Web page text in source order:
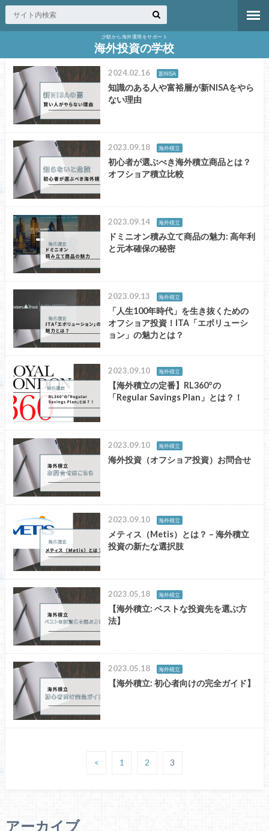
少額から海外運用をサポート
海外投資の学校
2024.02.16 新NISA
知識のある人や富裕層が新NISAをやら
ない理由
2023.09.18 海外積立
初心者が選ぶべき海外積立商品とは？
オフショア積立比較
2023.09.14 海外積立
ドミニオン積み立て商品の魅力: 高年利
と元本確保の秘密
2023.09.13 海外積立
「人生100年時代」を生き抜くための
オフショア投資！ITA「エボリューシ
ョン」の魅力とは？
2023.09.10 海外積立
【海外積立の定番】RL360°の
「Regular Savings Plan」とは？！
2023.09.10 海外積立
海外投資（オフショア投資）お問合せ
2023.09.10 海外積立
メティス（Metis）とは？ – 海外積立
投資の新たな選択肢
2023.05.18 海外積立
【海外積立: ベストな投資先を選ぶ方
法】
2023.05.18 海外積立
【海外積立: 初心者向けの完全ガイド】
< 1 2 3
アーカイブ